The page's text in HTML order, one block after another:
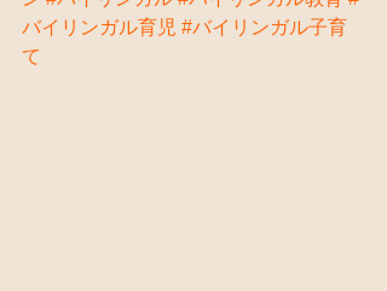
バイリンガル育児 #バイリンガル子育
て